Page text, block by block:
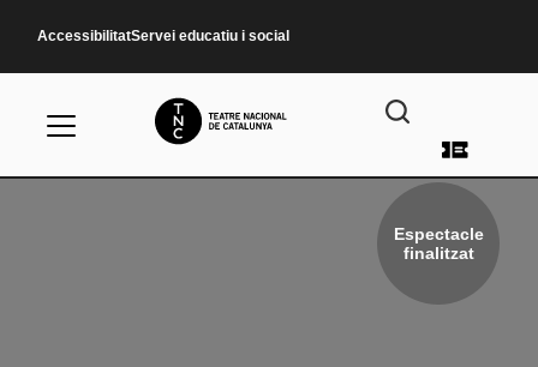
AccessibilitatServei educatiu i social
Menú
Espectacle
finalitzat